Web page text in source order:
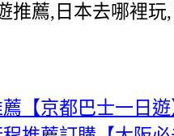
推薦,日本去哪裡
【京都巴士一日